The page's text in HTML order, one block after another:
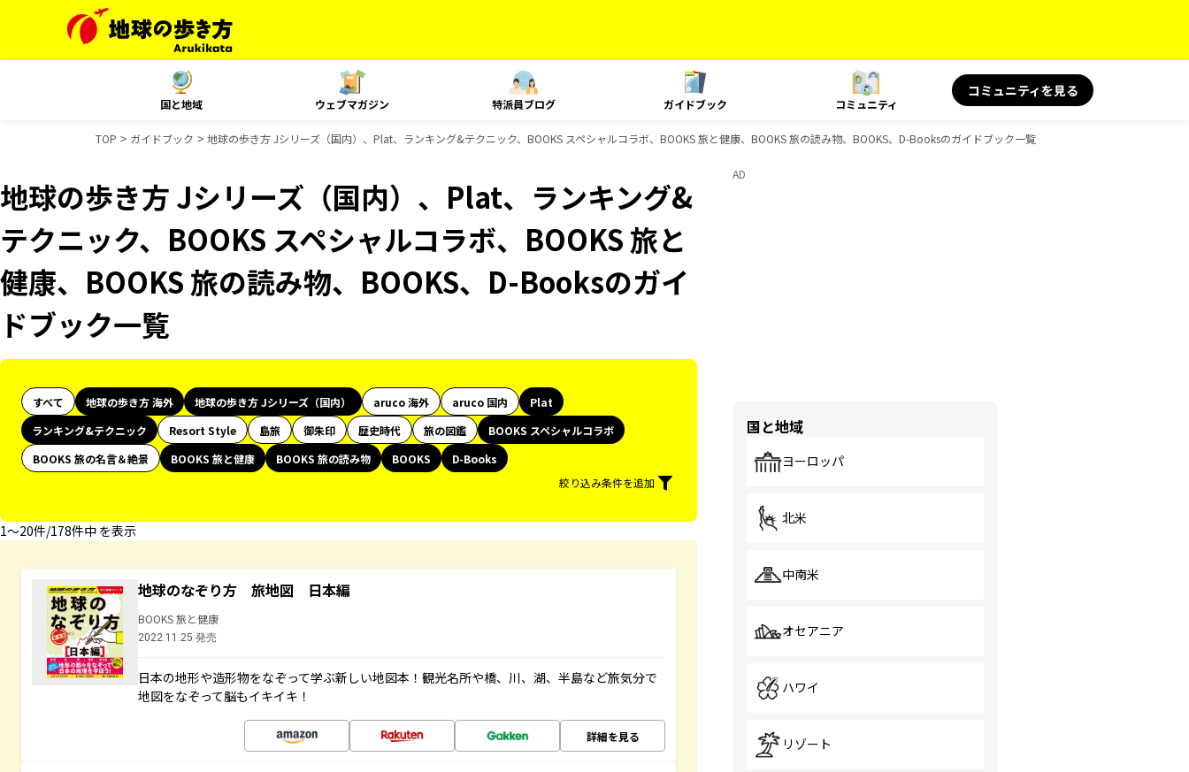
国と地域 ウェブマガジン 特派員ブログ ガイドブック コミュニティ
コミュニティを見る
TOP ガイドブック 地球の歩き方 Jシリーズ（国内）、Plat、ランキング&テクニック、BOOKS スペシャルコラボ、BOOKS 旅と健康、BOOKS 旅の読み物、BOOKS、D-Booksのガイドブック一覧
地球の歩き方 Jシリーズ（国内）、Plat、ランキング&
テクニック、BOOKS スペシャルコラボ、BOOKS 旅と
健康、BOOKS 旅の読み物、BOOKS、D-Booksのガイ
ドブック一覧
すべて 地球の歩き方 海外 地球の歩き方 Jシリーズ（国内） aruco 海外 aruco 国内
Plat
ランキング&テクニック
Resort Style 島旅 御朱印 歴史時代 旅の図鑑
BOOKS スペシャルコラボ
BOOKS 旅の名言＆絶景
BOOKS 旅と健康 BOOKS 旅の読み物 BOOKS
D-Books
絞り込み条件を追加
1〜20件/178件中 を表示
地球のなぞり方 旅地図 日本編
BOOKS 旅と健康
2022.11.25 発売
日本の地形や造形物をなぞって学ぶ新しい地図本！観光名所や橋、川、湖、半島など旅気分で
地図をなぞって脳もイキイキ！
詳細を見る
AD
国と地域
ヨーロッパ
北米
中南米
オセアニア
ハワイ
リゾート